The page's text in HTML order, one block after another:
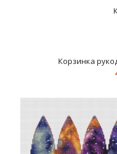
Корзинка